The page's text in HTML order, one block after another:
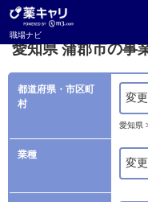
職場ナビ
薬キャリ 職場ナビ
愛知県 蒲郡市の事
都道府県・市区町
村
変
愛知県
業種
変